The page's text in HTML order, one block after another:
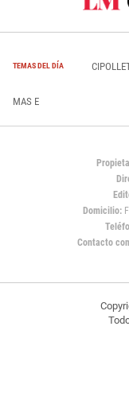
TEMAS DEL DÍA
MAS E
Domicilio:
Contacto